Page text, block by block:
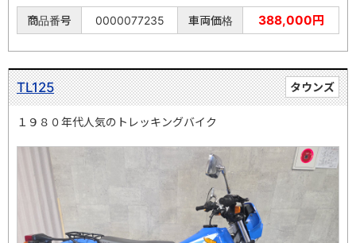
商品番号 0000077235 車両価格 388,000円
タウンズ
TL125
１９８０年代人気のトレッキングバイク